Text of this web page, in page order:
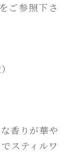
ご参照下さ
香りが華や
スティルワ